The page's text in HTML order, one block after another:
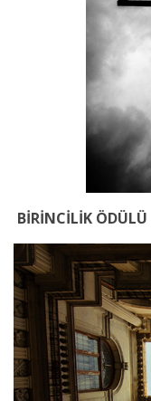
BİRİNCİLİK ÖDÜLÜ